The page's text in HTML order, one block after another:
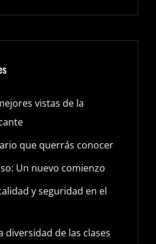
vistas de la
que querrás conocer
Un nuevo comienzo
y seguridad en el
diversidad de las clases